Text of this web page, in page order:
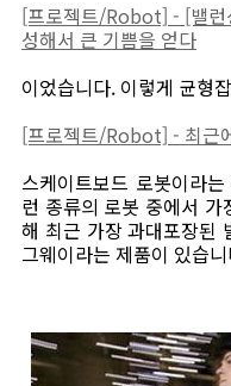
[프로젝트/Robot] - [밸런
성해서 큰 기쁨을 얻다
이었습니다. 이렇게 균형
[프로젝트/Robot] - 최근
스케이트보드 로봇이라
런 종류의 로봇 중에서
해 최근 가장 과대포장된
그웨이라는 제품이 있습